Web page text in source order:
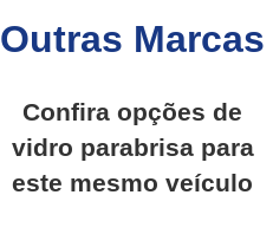
Outras Marcas
Confira opções de
vidro parabrisa para
este mesmo veículo